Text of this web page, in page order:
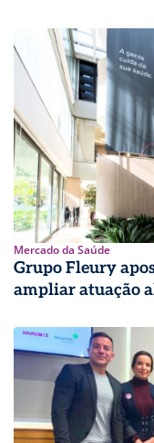
Mercado da Saúde
Grupo Fleury
ampliar atuação